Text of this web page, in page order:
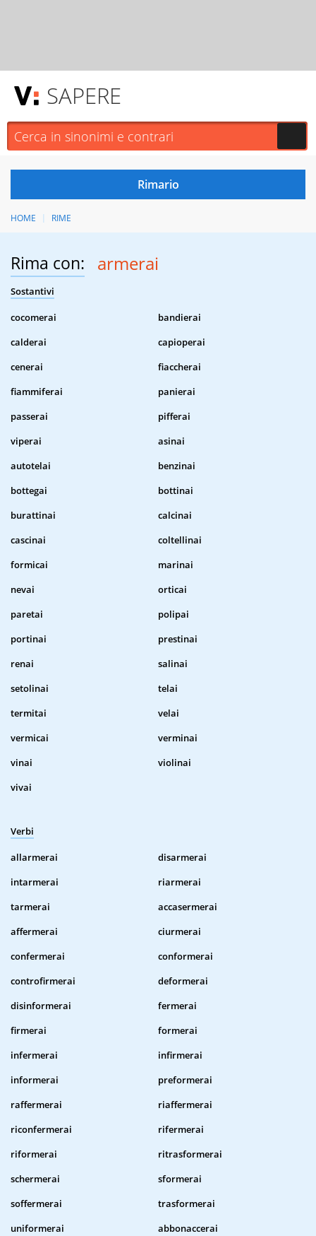
SAPERE
HOME RIME
Rima con: armerai
Sostantivi
cocomerai
bandierai
calderai
capioperai
cenerai
fiaccherai
fiammiferai
panierai
passerai
pifferai
viperai
asinai
autotelai
benzinai
bottegai
bottinai
burattinai
calcinai
cascinai
coltellinai
formicai
marinai
nevai
orticai
paretai
polipai
portinai
prestinai
renai
salinai
setolinai
telai
termitai
velai
vermicai
verminai
vinai
violinai
vivai
Verbi
allarmerai
disarmerai
intarmerai
riarmerai
tarmerai
accasermerai
affermerai
ciurmerai
confermerai
conformerai
controfirmerai
deformerai
disinformerai
fermerai
firmerai
formerai
infermerai
infirmerai
informerai
preformerai
raffermerai
riaffermerai
riconfermerai
rifermerai
riformerai
ritrasformerai
schermerai
sformerai
soffermerai
trasformerai
uniformerai
abbonaccerai